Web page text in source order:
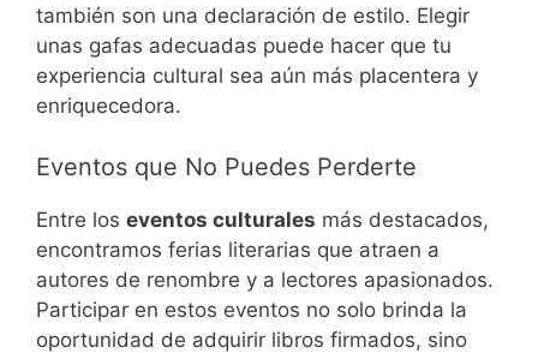
también son una declaración de estilo. Elegir
unas gafas adecuadas puede hacer que tu
experiencia cultural sea aún más placentera y
enriquecedora.
Eventos que No Puedes Perderte
Entre los eventos culturales más destacados,
encontramos ferias literarias que atraen a
autores de renombre y a lectores apasionados.
Participar en estos eventos no solo brinda la
oportunidad de adquirir libros firmados, sino